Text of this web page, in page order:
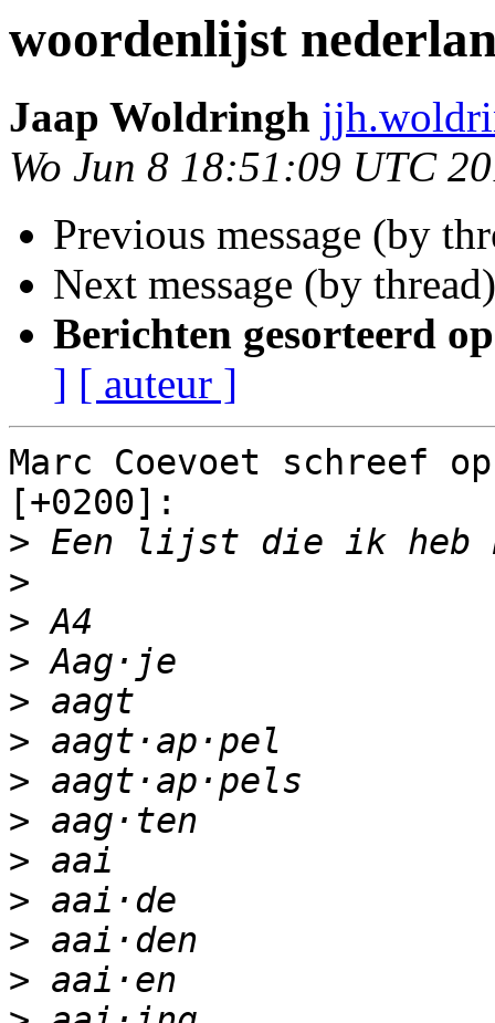
woordenlijst
Jaap Woldringh
Wo Jun 8 18:51:09 UTC
Previous message (by
Next message (by
Berichten gesorteerd
] [ auteur ]
Marc Coevoet schreef
[+0200]:
>
>
>
>
>
>
>
>
>
>
>
>